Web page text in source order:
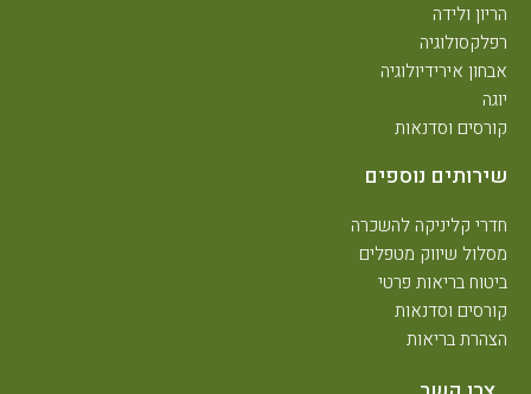
הריון ולידה
רפלקסולוגיה
אבחון אירידיולוגיה
יוגה
קורסים וסדנאות
שירותים נוספים
חדרי קליניקה להשכרה
מסלול שיווק מטפלים
ביטוח בריאות פרטי
קורסים וסדנאות
הצהרת בריאות